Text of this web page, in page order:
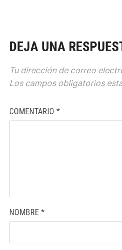
DEJA UNA
Tu dirección de correo
Los campos obligatorios
COMENTARIO *
NOMBRE *